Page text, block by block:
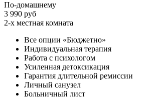
По-домашнему
3 990 руб
2-х местная комната
Все опции «Бюджетно»
Индивидуальная терапия
Работа с психологом
Усиленная детоксикация
Гарантия длительной ремиссии
Личный санузел
Больничный лист